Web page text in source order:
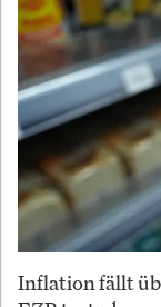
Inflation fällt